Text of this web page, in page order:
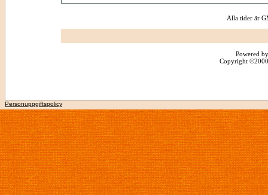
Alla tider är
Powered
Copyright
Personuppgiftspolicy